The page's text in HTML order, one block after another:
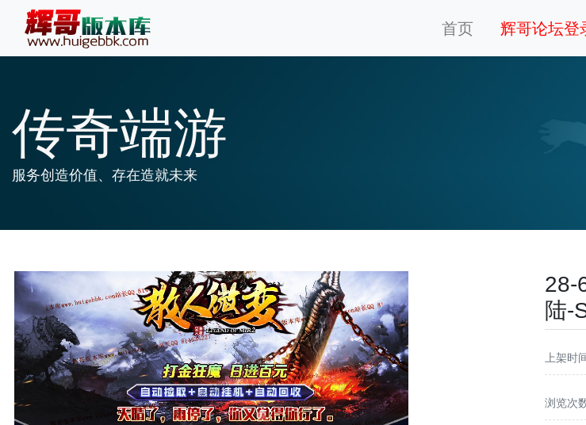
首页 辉哥论坛登
传奇端游
服务创造价值、存在造就未来
28-
陆-
上架时
浏览次